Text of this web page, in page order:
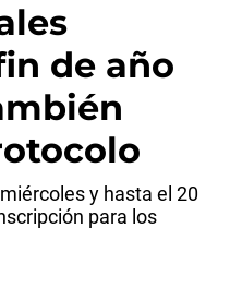
de año
y hasta el 20
para los